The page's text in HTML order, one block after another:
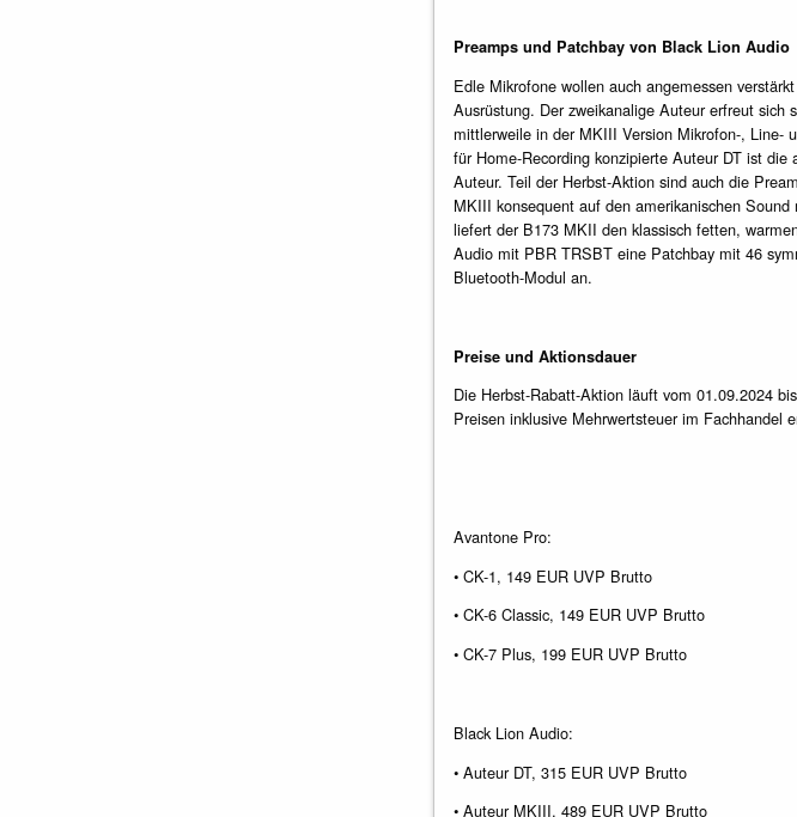
Preamps und Patchbay von Black Lion Audio
Edle Mikrofone wollen auch angemessen
Ausrüstung. Der zweikanalige Auteur erfreut
mittlerweile in der MKIII Version Mikrofon-, Line-
für Home-Recording konzipierte Auteur DT ist
Auteur. Teil der Herbst-Aktion sind auch die
MKIII konsequent auf den amerikanischen
liefert der B173 MKII den klassisch fetten,
Audio mit PBR TRSBT eine Patchbay mit 46
Bluetooth-Modul an.
Preise und Aktionsdauer
Die Herbst-Rabatt-Aktion läuft vom 01.09.2024
Preisen inklusive Mehrwertsteuer im Fachhandel
Avantone Pro:
• CK-1, 149 EUR UVP Brutto
• CK-6 Classic, 149 EUR UVP Brutto
• CK-7 Plus, 199 EUR UVP Brutto
Black Lion Audio:
• Auteur DT, 315 EUR UVP Brutto
• Auteur MKIII, 489 EUR UVP Brutto